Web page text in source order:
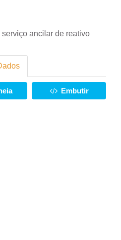
ancilar de reativo
Embutir